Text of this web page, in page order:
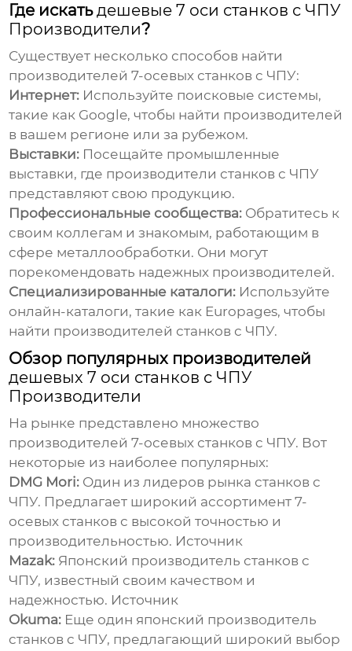
Где искатьдешевые 7 оси станков с ЧПУ
Производители?
Существует несколько способов найти
производителей 7-осевых станков с ЧПУ:
Интернет: Используйте поисковые системы,
такие как Google, чтобы найти производителей
в вашем регионе или за рубежом.
Выставки: Посещайте промышленные
выставки, где производители станков с ЧПУ
представляют свою продукцию.
Профессиональные сообщества: Обратитесь к
своим коллегам и знакомым, работающим в
сфере металлообработки. Они могут
порекомендовать надежных производителей.
Специализированные каталоги: Используйте
онлайн-каталоги, такие как Europages, чтобы
найти производителей станков с ЧПУ.
Обзор популярных производителей
дешевых 7 оси станков с ЧПУ
Производители
На рынке представлено множество
производителей 7-осевых станков с ЧПУ. Вот
некоторые из наиболее популярных:
DMG Mori: Один из лидеров рынка станков с
ЧПУ. Предлагает широкий ассортимент 7-
осевых станков с высокой точностью и
производительностью. Источник
Mazak: Японский производитель станков с
ЧПУ, известный своим качеством и
надежностью. Источник
Okuma: Еще один японский производитель
станков с ЧПУ, предлагающий широкий выбор